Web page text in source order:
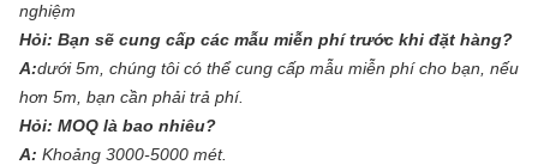
nghiệm
Hỏi: Bạn sẽ cung cấp các mẫu miễn phí trước khi đặt hàng?
A:dưới 5m, chúng tôi có thể cung cấp mẫu miễn phí cho bạn, nếu
hơn 5m, bạn cần phải trả phí.
Hỏi: MOQ là bao nhiêu?
A: Khoảng 3000-5000 mét.